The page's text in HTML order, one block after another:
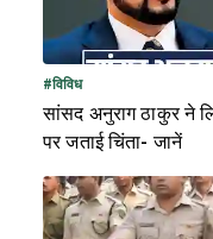
#विविध
सांसद अनुराग ठाकुर ने
पर जताई चिंता- जानें